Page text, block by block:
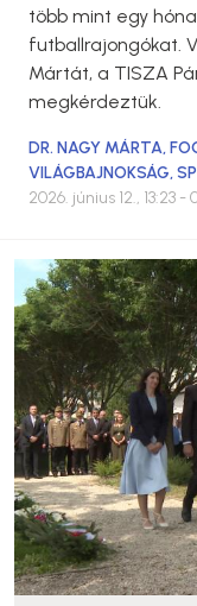
több mint egy
futballrajongókat.
Mártát, a TISZA
megkérdeztük.
DR. NAGY MÁRTA,
VILÁGBAJNOKSÁG,
2026. június 12., 13:23 -